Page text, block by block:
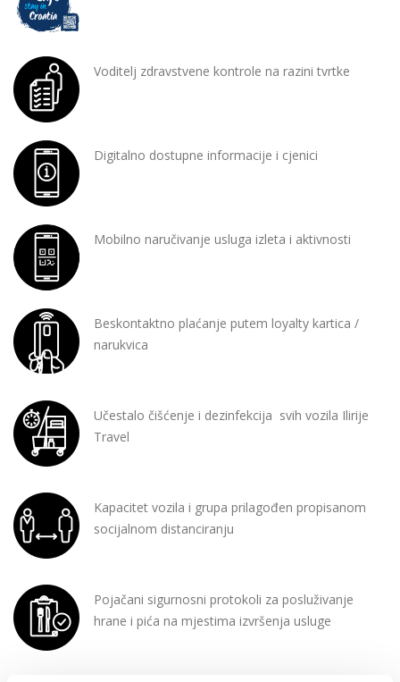
Voditelj zdravstvene kontrole na razini tvrtke
Digitalno dostupne informacije i cjenici
Mobilno naručivanje usluga izleta i aktivnosti
Beskontaktno plaćanje putem loyalty kartica /
narukvica
Učestalo čišćenje i dezinfekcija svih vozila Ilirije
Travel
Kapacitet vozila i grupa prilagođen propisanom
socijalnom distanciranju
Pojačani sigurnosni protokoli za posluživanje
hrane i pića na mjestima izvršenja usluge